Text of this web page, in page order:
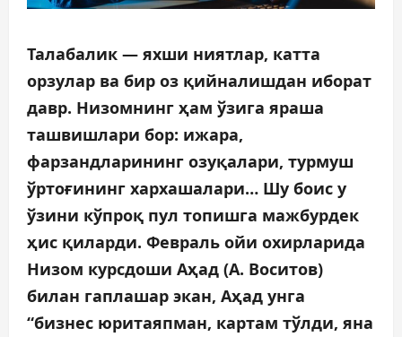
Талабалик — яхши ниятлар, катта
орзулар ва бир оз қийналишдан иборат
давр. Низомнинг ҳам ўзига яраша
ташвишлари бор: ижара,
фарзандларининг озуқалари, турмуш
ўртоғининг хархашалари… Шу боис у
ўзини кўпроқ пул топишга мажбурдек
ҳис қиларди. Февраль ойи охирларида
Низом курсдоши Аҳад (А. Воситов)
билан гаплашар экан, Аҳад унга
“бизнес юритаяпман, картам тўлди, яна